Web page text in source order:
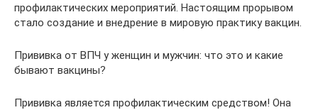
профилактических мероприятий. Настоящим прорывом
стало создание и внедрение в мировую практику вакцин.
Прививка от ВПЧ у женщин и мужчин: что это и какие
бывают вакцины?
Прививка является профилактическим средством! Она